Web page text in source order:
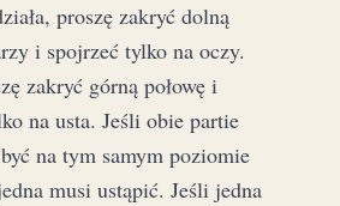
proszę zakryć dolną
i spojrzeć tylko na oczy.
zakryć górną połowę i
na usta. Jeśli obie partie
na tym samym poziomie
musi ustąpić. Jeśli jedna